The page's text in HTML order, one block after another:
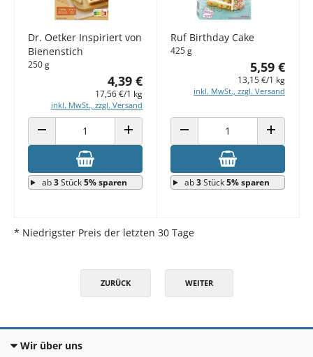
Dr. Oetker Inspiriert von
Bienenstich
250 g
4,39 €
17,56 €/1 kg
inkl. MwSt., zzgl. Versand
ANZAHL VERRINGERN ANZAHL ERHÖHEN
ab3Stück5% sparen
Ruf Birthday Cake
425 g
5,59 €
13,15 €/1 kg
inkl. MwSt., zzgl. Versand
ANZAHL VERRINGERN ANZAHL
ab3Stück5% sparen
* Niedrigster Preis der letzten 30 Tage
ZURÜCK WEITER
Wir über uns